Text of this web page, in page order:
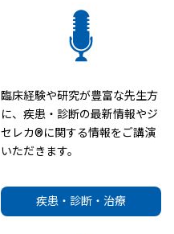
臨床経験や研究が豊富な先生方
に、疾患・診断の最新情報やジ
セレカ®に関する情報をご講演
いただきます。
疾患・診断・治療